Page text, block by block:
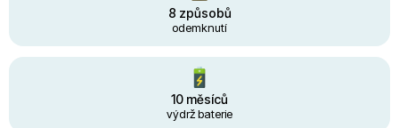
8 způsobů
odemknutí
10 měsíců
výdrž baterie